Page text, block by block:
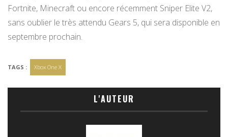
Fortnite, Minecraft ou encore récemment Sniper Elite V2,
sans oublier le très attendu Gears 5, qui sera disponible en
septembre prochain.
TAGS : Xbox One X
L'AUTEUR